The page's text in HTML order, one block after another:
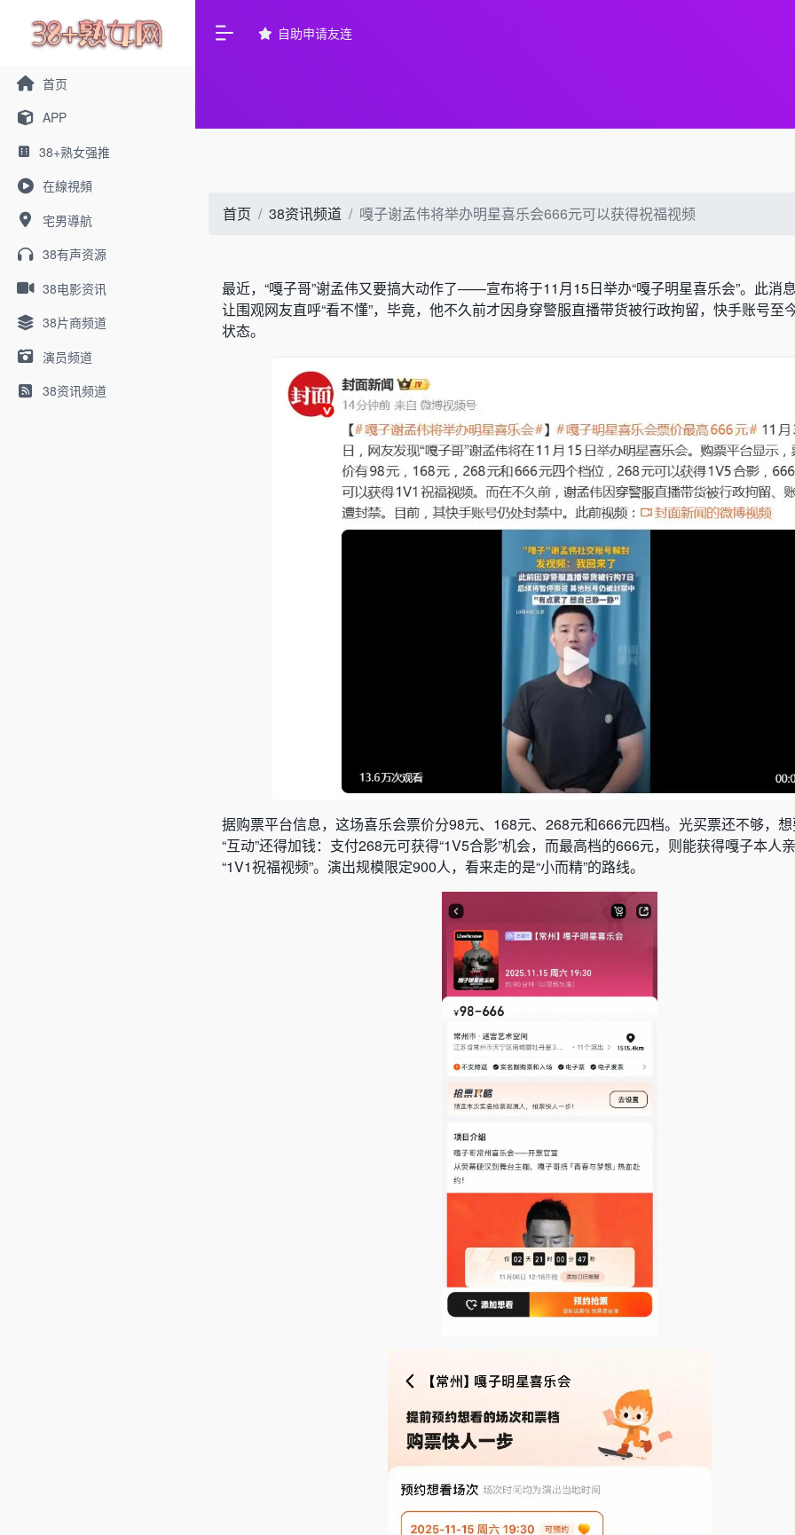
首页
APP
38+熟女强推
在線視頻
宅男導航
38有声资源
38电影资讯
38片商频道
演员频道
38资讯频道
自助申请友连
首页 38资讯频道 嘎子谢孟伟将举办明星喜乐会666元可以获得祝福视频
最近，“嘎子哥”谢孟伟又要搞大动作了——宣布将于11月15日举办“嘎子明星喜乐会”。此消
让围观网友直呼“看不懂”，毕竟，他不久前才因身穿警服直播带货被行政拘留，快手账号至
状态。
据购票平台信息，这场喜乐会票价分98元、168元、268元和666元四档。光买票还不够，
“互动”还得加钱：支付268元可获得“1V5合影”机会，而最高档的666元，则能获得嘎子本人
“1V1祝福视频”。演出规模限定900人，看来走的是“小而精”的路线。